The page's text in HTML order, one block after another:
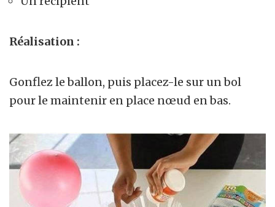
Réalisation :
Gonflez le ballon, puis placez-le sur un bol
pour le maintenir en place nœud en bas.